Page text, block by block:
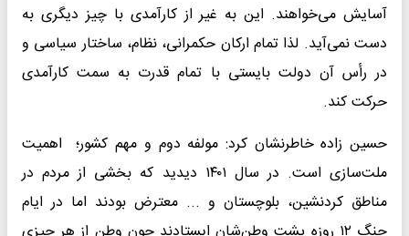
آسایش می‌خواهند. این به غیر از کارآمدی با چیز دیگری به
دست نمی‌آید. لذا تمام ارکان حکمرانی، نظام، ساختار سیاسی و
در رأس آن دولت بایستی با تمام قدرت به سمت کارآمدی
حرکت کند.
حسین زاده خاطرنشان کرد: مولفه دوم و مهم کشور؛ اهمیت
ملت‌سازی است. در سال ۱۴۰۱ دیدید که بخشی از مردم در
مناطق کردنشین، بلوچستان و ... معترض بودند اما در ایام